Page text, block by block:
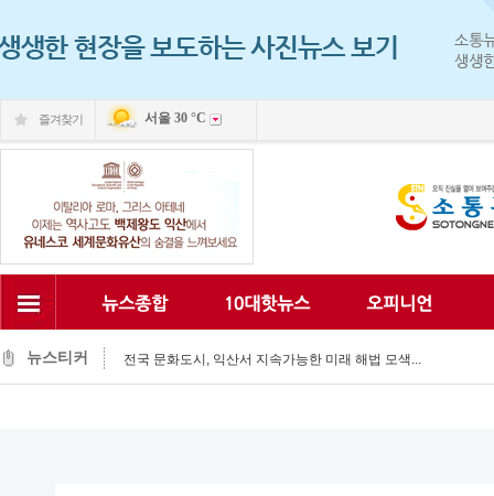
즐겨찾기 서울 30 °C
뉴스티커
익산 민-관, K-문화도시 도약 '맞손'
전국 문화도시, 익산서 지속가능한 미래 해법 모색...
익산시, 시민 중심 중장기 복지계획 마련 박차...